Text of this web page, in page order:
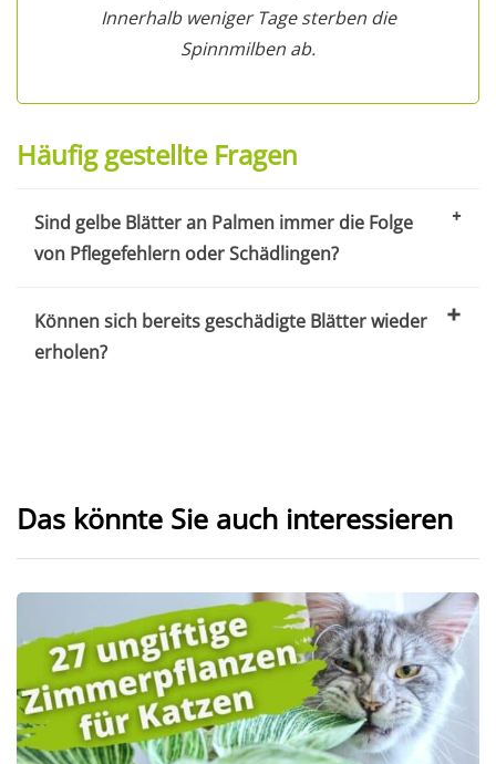
Innerhalb weniger Tage sterben die
Spinnmilben ab.
Häufig gestellte Fragen
Sind gelbe Blätter an Palmen immer die Folge
von Pflegefehlern oder Schädlingen?
Können sich bereits geschädigte Blätter wieder
erholen?
Das könnte Sie auch interessieren